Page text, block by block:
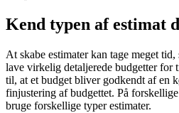
Kend typen af estimat
At skabe estimater kan tage meget
lave virkelig detaljerede budgetter for
til, at et budget bliver godkendt af en
finjustering af budgettet. På
bruge forskellige typer estimater.